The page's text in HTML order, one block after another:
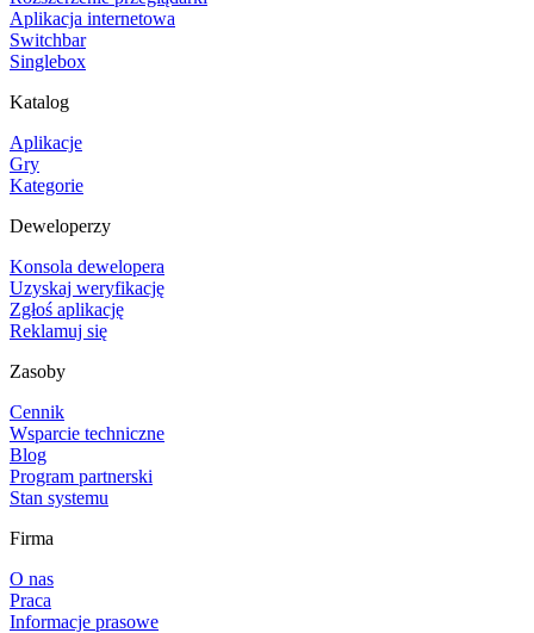
Aplikacja internetowa
Switchbar
Singlebox
Katalog
Aplikacje
Gry
Kategorie
Deweloperzy
Konsola dewelopera
Uzyskaj weryfikację
Zgłoś aplikację
Reklamuj się
Zasoby
Cennik
Wsparcie techniczne
Blog
Program partnerski
Stan systemu
Firma
O nas
Praca
Informacje prasowe